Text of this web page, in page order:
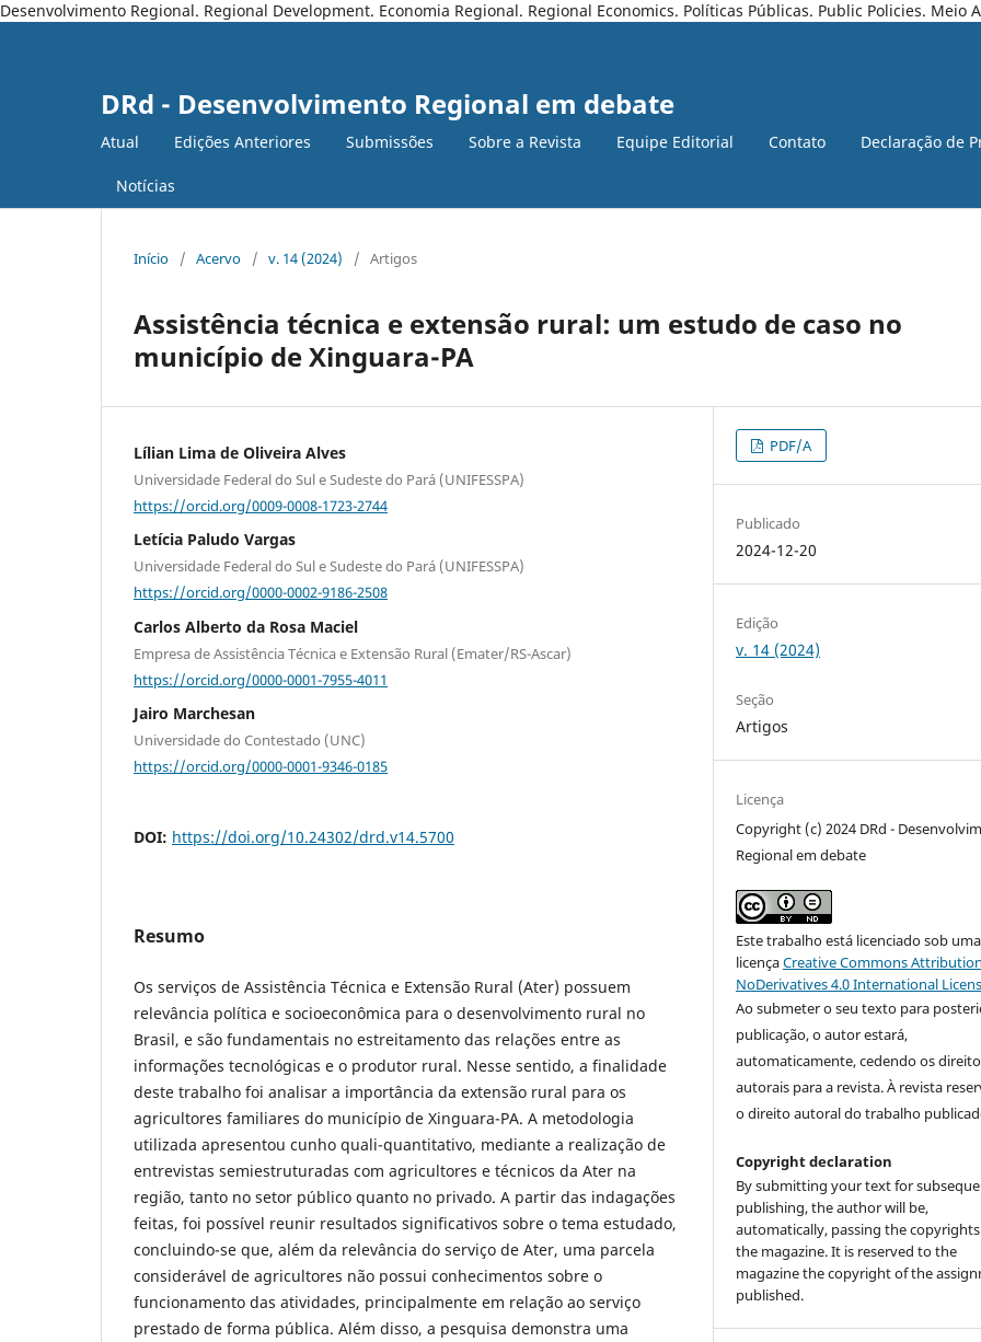
Desenvolvimento Regional. Regional Development. Economia Regional. Regional Economics. Políticas Públicas. Public Policies. Meio
DRd - Desenvolvimento Regional em debate
Atual Edições Anteriores Submissões Sobre a Revista Equipe Editorial Contato Declaração de
Notícias
Início / Acervo / v. 14 (2024) / Artigos
Assistência técnica e extensão rural: um estudo de caso no
município de Xinguara-PA
Lílian Lima de Oliveira Alves
Universidade Federal do Sul e Sudeste do Pará (UNIFESSPA)
https://orcid.org/0009-0008-1723-2744
Letícia Paludo Vargas
Universidade Federal do Sul e Sudeste do Pará (UNIFESSPA)
https://orcid.org/0000-0002-9186-2508
Carlos Alberto da Rosa Maciel
Empresa de Assistência Técnica e Extensão Rural (Emater/RS-Ascar)
https://orcid.org/0000-0001-7955-4011
Jairo Marchesan
Universidade do Contestado (UNC)
https://orcid.org/0000-0001-9346-0185
DOI: https://doi.org/10.24302/drd.v14.5700
Resumo
Os serviços de Assistência Técnica e Extensão Rural (Ater) possuem
relevância política e socioeconômica para o desenvolvimento rural no
Brasil, e são fundamentais no estreitamento das relações entre as
informações tecnológicas e o produtor rural. Nesse sentido, a finalidade
deste trabalho foi analisar a importância da extensão rural para os
agricultores familiares do município de Xinguara-PA. A metodologia
utilizada apresentou cunho quali-quantitativo, mediante a realização de
entrevistas semiestruturadas com agricultores e técnicos da Ater na
região, tanto no setor público quanto no privado. A partir das indagações
feitas, foi possível reunir resultados significativos sobre o tema estudado,
concluindo-se que, além da relevância do serviço de Ater, uma parcela
considerável de agricultores não possui conhecimentos sobre o
funcionamento das atividades, principalmente em relação ao serviço
prestado de forma pública. Além disso, a pesquisa demonstra uma
PDF/A
Publicado
2024-12-20
Edição
v. 14 (2024)
Seção
Artigos
Licença
Copyright (c) 2024 DRd -
Regional em debate
Este trabalho está licenciado sob uma
licençaCreative Commons
NoDerivatives 4.0 International
Ao submeter o seu texto para
publicação, o autor estará,
automaticamente, cedendo os
autorais para a revista. À revista
o direito autoral do trabalho
Copyright declaration
By submitting your text for
publishing, the author will be,
automatically, passing the
the magazine. It is reserved to the
magazine the copyright of the
published.